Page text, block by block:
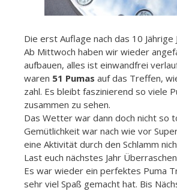
Die erst Auflage nach das 10 Jährige
Ab Mittwoch haben wir wieder
aufbauen, alles ist einwandfrei
waren 51 Pumas auf das Treffen,
zahl. Es bleibt faszinierend so viele
zusammen zu sehen.
Das Wetter war dann doch nicht so
Gemütlichkeit war nach wie vor
eine Aktivität durch den Schlamm
Last euch nächstes Jahr
Es war wieder ein perfektes Puma
sehr viel Spaß gemacht hat. Bis